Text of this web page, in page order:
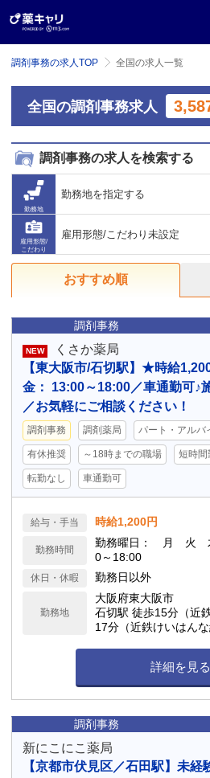
調剤事務の求人TOP 全国の求人一覧
全国の調剤事務求人
調剤事務の求人を検索する
勤務地
勤務地を指定する
雇用形態/
こだわり
雇用形態/こだわり未設定
おすすめ順
調剤事務
NEW
くさか薬局
【東大阪市/石切駅】★時給
金： 13:00～18:00／車通勤可♪
／お気軽にご相談ください！
調剤事務 調剤薬局 パート・アルバ
有休推奨 ～18時までの職場 短時間
転勤なし 車通勤可
給与・手当 時給1,200円
勤務時間
勤務曜日： 月 火
0～18:00
休日・休暇 勤務日以外
勤務地
大阪府東大阪市
石切駅 徒歩15分（近
17分（近鉄けいはん
詳細を見る
調剤事務
新にこにこ薬局
【京都市伏見区／石田駅】未